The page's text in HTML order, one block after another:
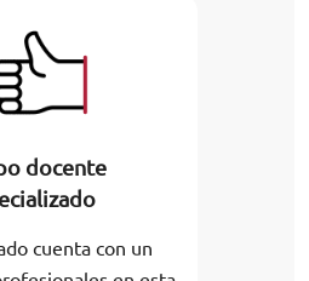
docente
cuenta con un